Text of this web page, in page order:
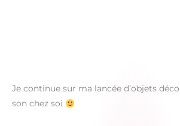
Je continue sur ma lancée d’objets
son chez soi